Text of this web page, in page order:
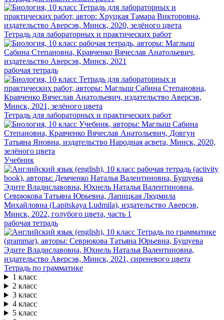
Тетрадь для лабораторных и практических работ
рабочая тетрадь
Тетрадь для лабораторных и практических работ
Учебник
рабочая тетрадь
Тетрадь по грамматике
1 класс
2 класс
3 класс
4 класс
5 класс